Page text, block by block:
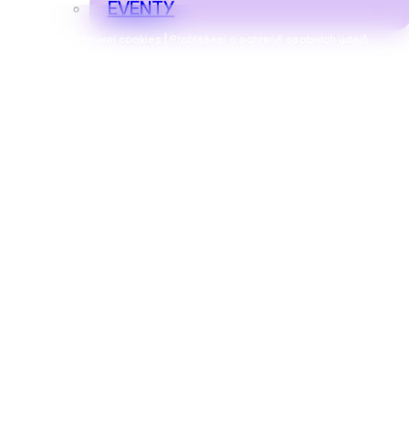
Nastavení cookies | Prohlášení o ochraně osobních údajů
EVENTY